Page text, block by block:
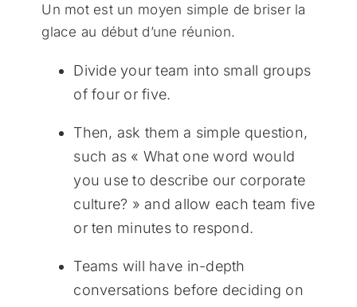
Un mot est un moyen simple de briser la
glace au début d’une réunion.
Divide your team into small groups
of four or five.
Then, ask them a simple question,
such as « What one word would
you use to describe our corporate
culture? » and allow each team five
or ten minutes to respond.
Teams will have in-depth
conversations before deciding on